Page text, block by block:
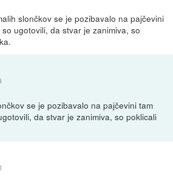
slončkov se je pozibavalo na pajčevini
ugotovili, da stvar je zanimiva, so
se je pozibavalo na pajčevini tam
da stvar je zanimiva, so poklicali